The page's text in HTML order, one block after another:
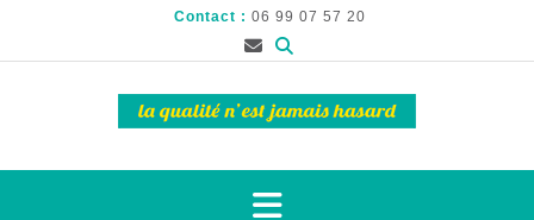
Contact : 06 99 07 57 20